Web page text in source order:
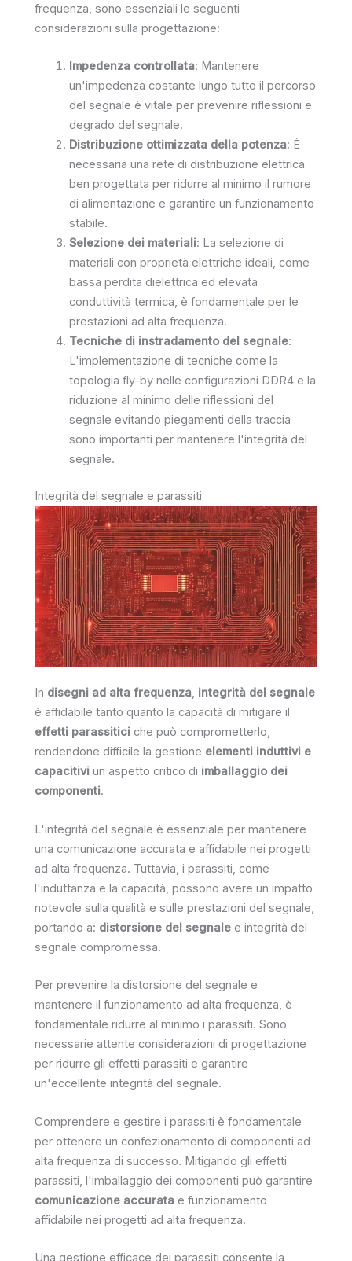
frequenza, sono essenziali le seguenti
considerazioni sulla progettazione:
Impedenza controllata: Mantenere
un'impedenza costante lungo tutto il percorso
del segnale è vitale per prevenire riflessioni e
degrado del segnale.
Distribuzione ottimizzata della potenza: È
necessaria una rete di distribuzione elettrica
ben progettata per ridurre al minimo il rumore
di alimentazione e garantire un funzionamento
stabile.
Selezione dei materiali: La selezione di
materiali con proprietà elettriche ideali, come
bassa perdita dielettrica ed elevata
conduttività termica, è fondamentale per le
prestazioni ad alta frequenza.
Tecniche di instradamento del segnale:
L'implementazione di tecniche come la
topologia fly-by nelle configurazioni DDR4 e la
riduzione al minimo delle riflessioni del
segnale evitando piegamenti della traccia
sono importanti per mantenere l'integrità del
segnale.
Integrità del segnale e parassiti
In disegni ad alta frequenza, integrità del segnale
è affidabile tanto quanto la capacità di mitigare il
effetti parassitici che può comprometterlo,
rendendone difficile la gestione elementi induttivi e
capacitivi un aspetto critico di imballaggio dei
componenti.
L'integrità del segnale è essenziale per mantenere
una comunicazione accurata e affidabile nei progetti
ad alta frequenza. Tuttavia, i parassiti, come
l'induttanza e la capacità, possono avere un impatto
notevole sulla qualità e sulle prestazioni del segnale,
portando a: distorsione del segnale e integrità del
segnale compromessa.
Per prevenire la distorsione del segnale e
mantenere il funzionamento ad alta frequenza, è
fondamentale ridurre al minimo i parassiti. Sono
necessarie attente considerazioni di progettazione
per ridurre gli effetti parassiti e garantire
un'eccellente integrità del segnale.
Comprendere e gestire i parassiti è fondamentale
per ottenere un confezionamento di componenti ad
alta frequenza di successo. Mitigando gli effetti
parassiti, l'imballaggio dei componenti può garantire
comunicazione accurata e funzionamento
affidabile nei progetti ad alta frequenza.
Una gestione efficace dei parassiti consente la